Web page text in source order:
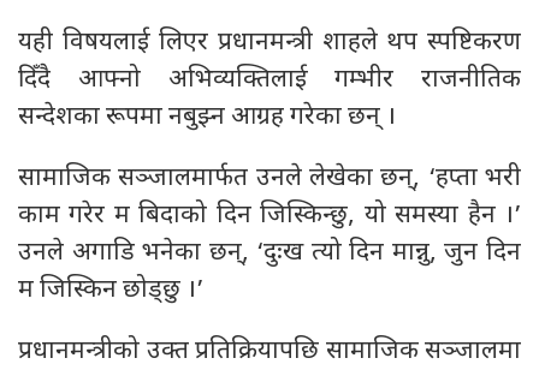
यही विषयलाई लिएर प्रधानमन्त्री शाहले थप स्पष्टिकरण
दिँदै आफ्नो अभिव्यक्तिलाई गम्भीर राजनीतिक
सन्देशका रूपमा नबुझ्न आग्रह गरेका छन् ।
सामाजिक सञ्जालमार्फत उनले लेखेका छन्, ‘हप्ता भरी
काम गरेर म बिदाको दिन जिस्किन्छु, यो समस्या हैन ।’
उनले अगाडि भनेका छन्, ‘दुःख त्यो दिन मान्नु, जुन दिन
म जिस्किन छोड्छु ।’
प्रधानमन्त्रीको उक्त प्रतिक्रियापछि सामाजिक सञ्जालमा